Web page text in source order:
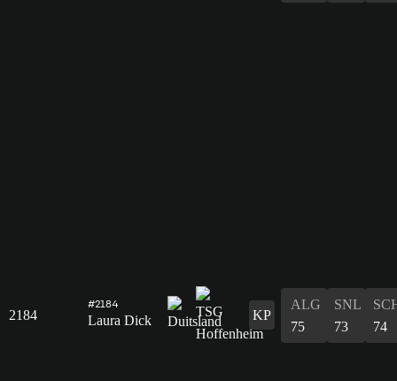
2184
#2184
Laura Dick KP
ALG
75
SNL
73
74